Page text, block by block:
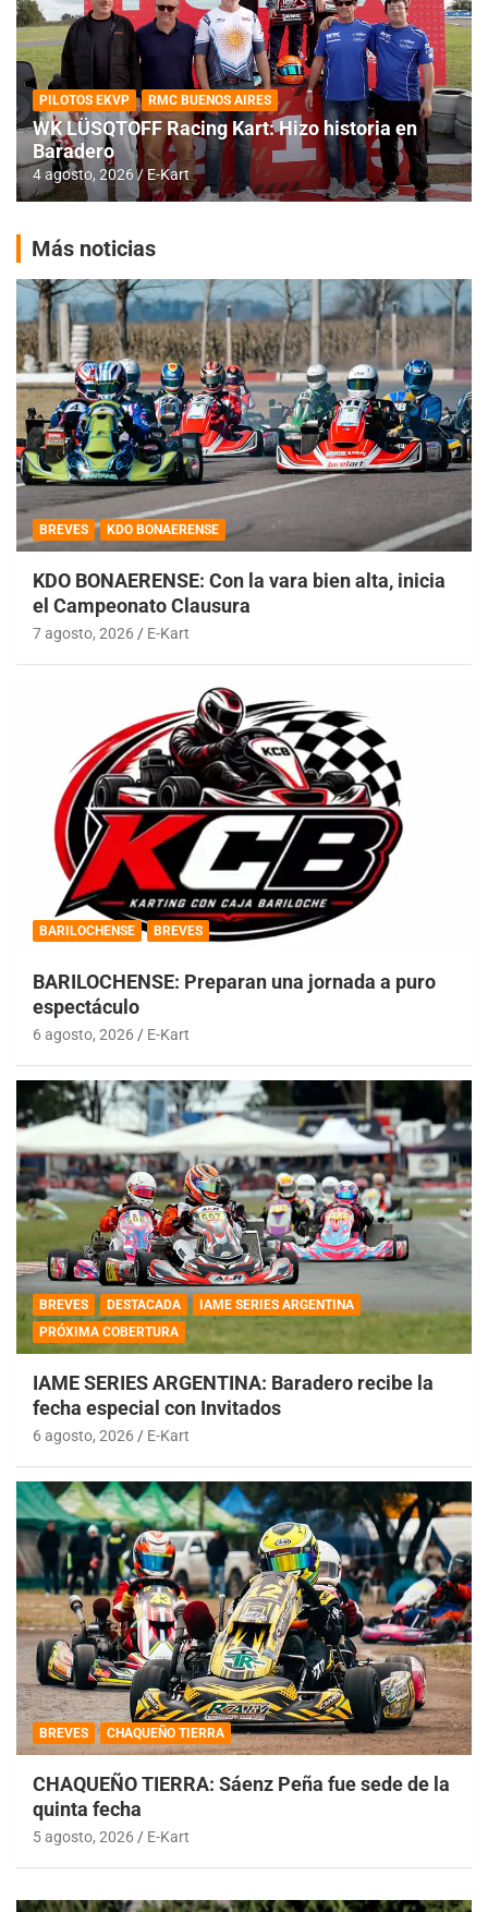
PILOTOS EKVP RMC BUENOS AIRES
WK LÜSQTOFF Racing Kart: Hizo historia en
Baradero
4 agosto, 2026 E-Kart
Más noticias
BREVES KDO BONAERENSE
KDO BONAERENSE: Con la vara bien alta, inicia
el Campeonato Clausura
7 agosto, 2026 E-Kart
BARILOCHENSE BREVES
BARILOCHENSE: Preparan una jornada a puro
espectáculo
6 agosto, 2026 E-Kart
BREVES DESTACADA
IAME SERIES ARGENTINA
PRÓXIMA COBERTURA
IAME SERIES ARGENTINA: Baradero recibe la
fecha especial con Invitados
6 agosto, 2026 E-Kart
BREVES CHAQUEÑO TIERRA
CHAQUEÑO TIERRA: Sáenz Peña fue sede de la
quinta fecha
5 agosto, 2026 E-Kart